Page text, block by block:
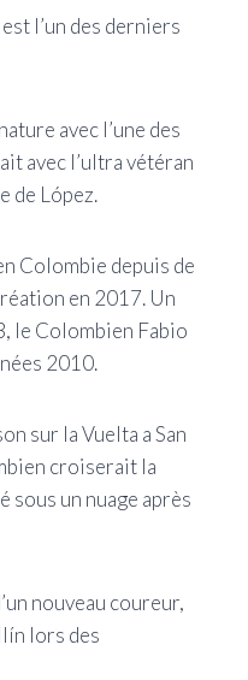
l’un des derniers
avec l’une des
avec l’ultra vétéran
de López.
Colombie depuis de
en 2017. Un
le Colombien Fabio
2010.
sur la Vuelta a San
croiserait la
sous un nuage après
nouveau coureur,
lors des